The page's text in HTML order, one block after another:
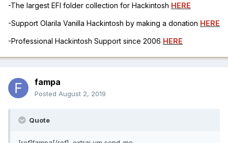
-The largest EFI folder collection for Hackintosh HERE
-Support Olarila Vanilla Hackintosh by making a donation HERE
-Professional Hackintosh Support since 2006 HERE
fampa
Posted August 2, 2019
Quote